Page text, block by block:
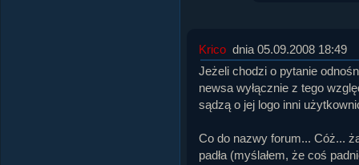
Krico dnia 05.09.2008 18:49
Jeżeli chodzi o pytanie
newsa wyłącznie z tego
sądzą o jej logo inni
Co do nazwy forum... Cóż...
padła (myślałem, że coś